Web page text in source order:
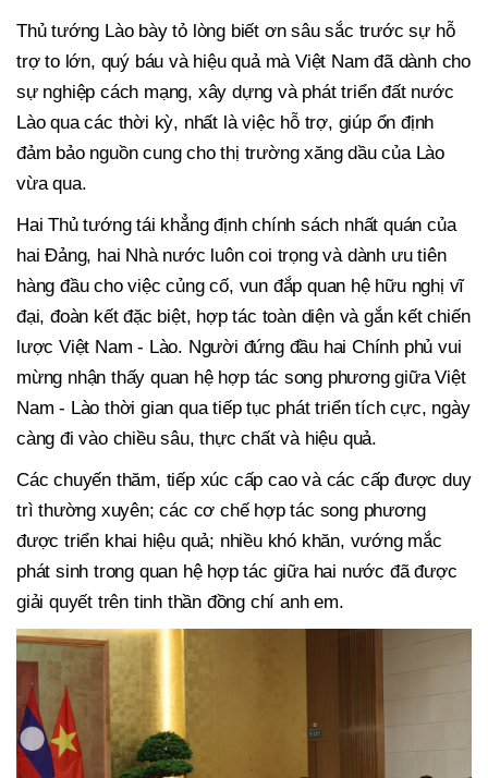
Thủ tướng Lào bày tỏ lòng biết ơn sâu sắc trước sự hỗ
trợ to lớn, quý báu và hiệu quả mà Việt Nam đã dành cho
sự nghiệp cách mạng, xây dựng và phát triển đất nước
Lào qua các thời kỳ, nhất là việc hỗ trợ, giúp ổn định
đảm bảo nguồn cung cho thị trường xăng dầu của Lào
vừa qua.
Hai Thủ tướng tái khẳng định chính sách nhất quán của
hai Đảng, hai Nhà nước luôn coi trọng và dành ưu tiên
hàng đầu cho việc củng cố, vun đắp quan hệ hữu nghị vĩ
đại, đoàn kết đặc biệt, hợp tác toàn diện và gắn kết chiến
lược Việt Nam - Lào. Người đứng đầu hai Chính phủ vui
mừng nhận thấy quan hệ hợp tác song phương giữa Việt
Nam - Lào thời gian qua tiếp tục phát triển tích cực, ngày
càng đi vào chiều sâu, thực chất và hiệu quả.
Các chuyến thăm, tiếp xúc cấp cao và các cấp được duy
trì thường xuyên; các cơ chế hợp tác song phương
được triển khai hiệu quả; nhiều khó khăn, vướng mắc
phát sinh trong quan hệ hợp tác giữa hai nước đã được
giải quyết trên tinh thần đồng chí anh em.